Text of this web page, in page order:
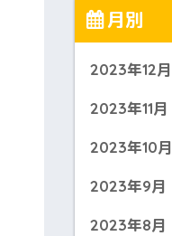
月別
2023年12月
2023年11月
2023年10月
2023年9月
2023年8月